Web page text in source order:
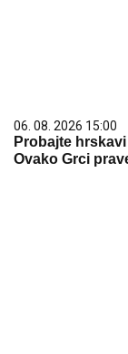
06. 08. 2026 15:00
Probajte
Ovako Grci